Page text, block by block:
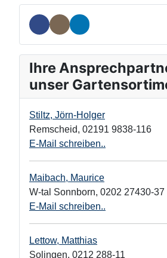
Ihre
unser
Stiltz, Jörn-Holger
Remscheid, 02191 9838-116
E-Mail schreiben..
Maibach, Maurice
W-tal Sonnborn, 0202 27430-37
E-Mail schreiben..
Lettow, Matthias
Solingen, 0212 288-11